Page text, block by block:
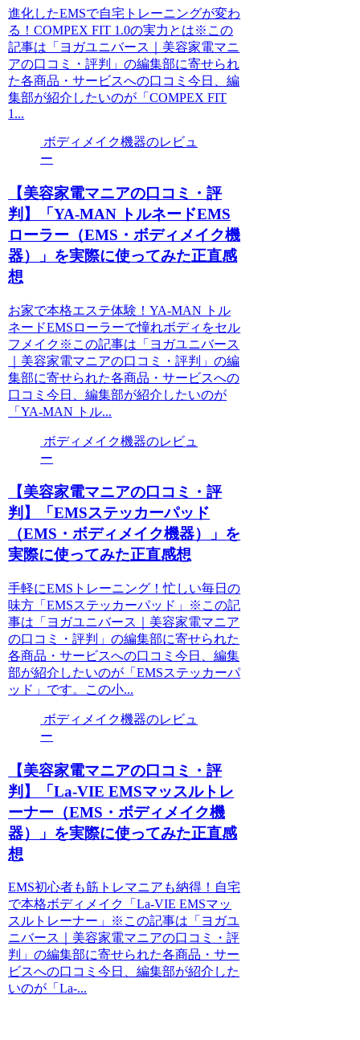
進化したEMSで自宅トレーニングが変わ
る！COMPEX FIT 1.0の実力とは※この
記事は「ヨガユニバース｜美容家電マニ
アの口コミ・評判」の編集部に寄せられ
た各商品・サービスへの口コミ今日、編
集部が紹介したいのが「COMPEX FIT
1...
ボディメイク機器のレビュ
ー
【美容家電マニアの口コミ・評
判】「YA-MAN トルネードEMS
ローラー（EMS・ボディメイク機
器）」を実際に使ってみた正直感
想
お家で本格エステ体験！YA-MAN トル
ネードEMSローラーで憧れボディをセル
フメイク※この記事は「ヨガユニバース
｜美容家電マニアの口コミ・評判」の編
集部に寄せられた各商品・サービスへの
口コミ今日、編集部が紹介したいのが
「YA-MAN トル...
ボディメイク機器のレビュ
ー
【美容家電マニアの口コミ・評
判】「EMSステッカーパッド
（EMS・ボディメイク機器）」を
実際に使ってみた正直感想
手軽にEMSトレーニング！忙しい毎日の
味方「EMSステッカーパッド」※この記
事は「ヨガユニバース｜美容家電マニア
の口コミ・評判」の編集部に寄せられた
各商品・サービスへの口コミ今日、編集
部が紹介したいのが「EMSステッカーパ
ッド」です。この小...
ボディメイク機器のレビュ
ー
【美容家電マニアの口コミ・評
判】「La-VIE EMSマッスルトレ
ーナー（EMS・ボディメイク機
器）」を実際に使ってみた正直感
想
EMS初心者も筋トレマニアも納得！自宅
で本格ボディメイク「La-VIE EMSマッ
スルトレーナー」※この記事は「ヨガユ
ニバース｜美容家電マニアの口コミ・評
判」の編集部に寄せられた各商品・サー
ビスへの口コミ今日、編集部が紹介した
いのが「La-...